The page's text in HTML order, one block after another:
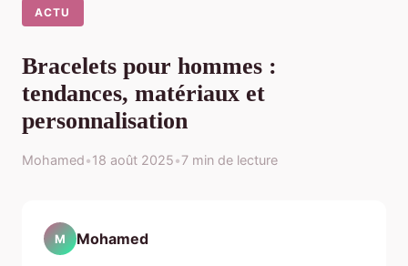
ACTU
Bracelets pour hommes :
tendances, matériaux et
personnalisation
Mohamed•18 août 2025•7 min de lecture
M Mohamed